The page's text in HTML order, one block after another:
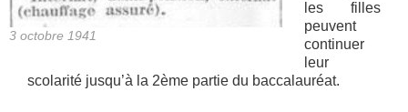
3 octobre 1941
les filles
peuvent
continuer
leur
scolarité jusqu’à la 2ème partie du baccalauréat.